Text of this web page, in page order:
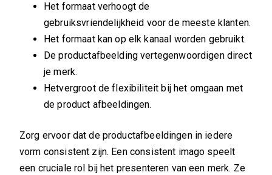
Het formaat verhoogt de
gebruiksvriendelijkheid voor de meeste klanten.
Het formaat kan op elk kanaal worden gebruikt.
De productafbeelding vertegenwoordigen direct
je merk.
Hetvergroot de flexibiliteit bij het omgaan met
de product afbeeldingen.
Zorg ervoor dat de productafbeeldingen in iedere
vorm consistent zijn. Een consistent imago speelt
een cruciale rol bij het presenteren van een merk. Ze